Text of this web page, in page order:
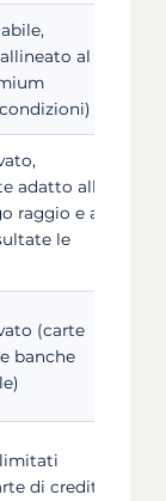
al
adatto alle
raggio e allo
le
(carte
banche
di credito